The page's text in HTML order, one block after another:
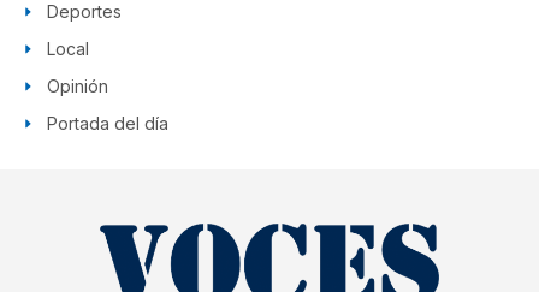
Deportes
Local
Opinión
Portada del día